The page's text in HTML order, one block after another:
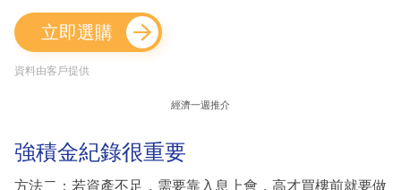
立即選購
資料由客戶提供
經濟一週推介
強積金紀錄很重要
方法二：若資產不足，需要靠入息上會，高才買樓前就要做